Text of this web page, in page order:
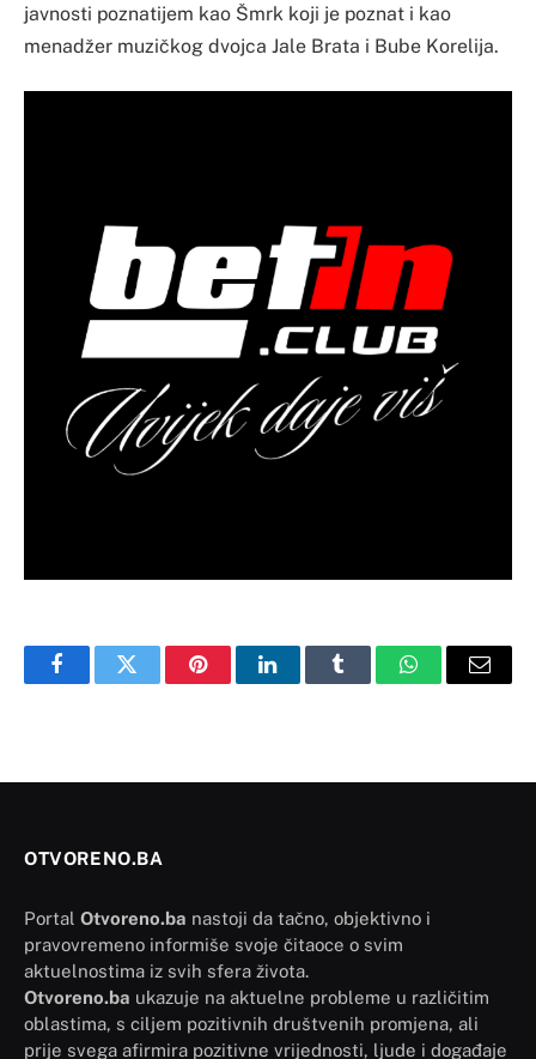
javnosti poznatijem kao Šmrk koji je poznat i kao
menadžer muzičkog dvojca Jale Brata i Bube Korelija.
FacebookTwitter PinterestLinkedInTumblr WhatsAppEmail
OTVORENO.BA
Portal Otvoreno.ba nastoji da tačno, objektivno i
pravovremeno informiše svoje čitaoce o svim
aktuelnostima iz svih sfera života.
Otvoreno.ba ukazuje na aktuelne probleme u različitim
oblastima, s ciljem pozitivnih društvenih promjena, ali
prije svega afirmira pozitivne vrijednosti, ljude i događaje